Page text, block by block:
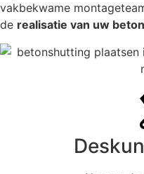
vakbekwame
de realisatie van uw